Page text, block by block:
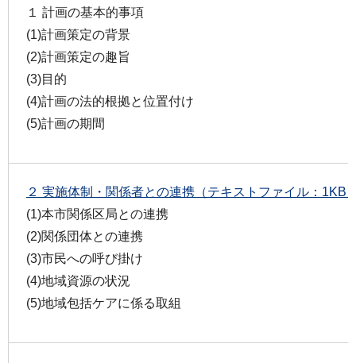
１ 計画の基本的事項
(1)計画策定の背景
(2)計画策定の趣旨
(3)目的
(4)計画の法的根拠と位置付け
(5)計画の期間
２ 実施体制・関係者との連携（テキストファイル：1KB
(1)本市関係区局との連携
(2)関係団体との連携
(3)市民への呼び掛け
(4)地域資源の状況
(5)地域包括ケアに係る取組